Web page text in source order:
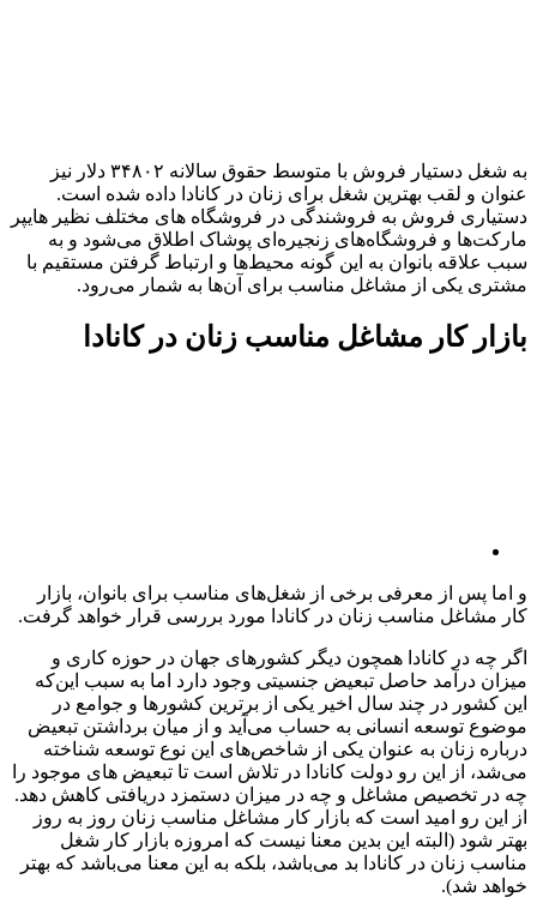
به شغل دستیار فروش با متوسط حقوق سالانه ۳۴۸۰۲ دلار نیز
عنوان و لقب بهترین شغل برای زنان در کانادا داده شده است.
دستیاری فروش به فروشندگی در فروشگاه های مختلف نظیر هایپر
مارکت‌ها و فروشگاه‌های زنجیره‌ای پوشاک اطلاق می‌شود و به
سبب علاقه بانوان به این گونه محیط‌ها و ارتباط گرفتن مستقیم با
مشتری یکی از مشاغل مناسب برای آن‌ها به شمار می‌رود.
بازار کار مشاغل مناسب زنان در کانادا
و اما پس از معرفی برخی از شغل‌های مناسب برای بانوان، بازار
کار مشاغل مناسب زنان در کانادا مورد بررسی قرار خواهد گرفت.
اگر چه در کانادا همچون دیگر کشورهای جهان در حوزه کاری و
میزان درآمد حاصل تبعیض جنسیتی وجود دارد اما به سبب این‌که
این کشور در چند سال اخیر یکی از برترین کشورها و جوامع در
موضوع توسعه انسانی به حساب می‌آید و از میان برداشتن تبعیض
درباره زنان به عنوان یکی از شاخص‌های این نوع توسعه شناخته
می‌شد، از این رو دولت کانادا در تلاش است تا تبعیض های موجود را
چه در تخصیص مشاغل و چه در میزان دستمزد دریافتی کاهش دهد.
از این رو امید است که بازار کار مشاغل مناسب زنان روز به روز
بهتر شود (البته این بدین معنا نیست که امروزه بازار کار شغل
مناسب زنان در کانادا بد می‌باشد، بلکه به این معنا می‌باشد که بهتر
خواهد شد).